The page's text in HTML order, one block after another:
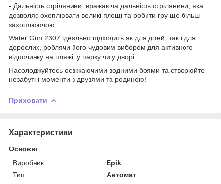
- Дальність стрілянини: вражаюча дальність стрілянини, яка
дозволяє охоплювати великі площі та робити гру ще більш
захоплюючою.
Water Gun 2307 ідеально підходить як для дітей, так і для
дорослих, роблячи його чудовим вибором для активного
відпочинку на пляжі, у парку чи у дворі.
Насолоджуйтесь освіжаючими водними боями та створюйте
незабутні моменти з друзями та родиною!
Приховати
Характеристики
Основні
Виробник
Epik
Тип
Автомат